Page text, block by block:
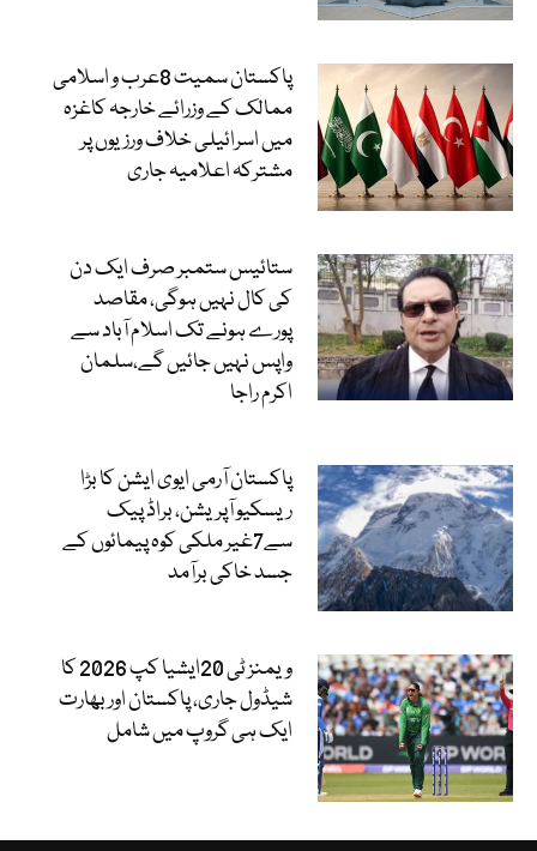
پاکستان سمیت 8عرب و اسلامی
ممالک کے وزرائے خارجہ کاغزہ
میں اسرائیلی خلاف ورزیوں پر
مشترکہ اعلامیہ جاری
ستائیس ستمبر صرف ایک دن
کی کال نہیں ہوگی، مقاصد
پورے ہونے تک اسلام آباد سے
واپس نہیں جائیں گے،سلمان
اکرم راجا
پاکستان آرمی ایوی ایشن کا بڑا
ریسکیو آپریشن، براڈ پیک
سے7غیر ملکی کوہ پیمائوں کے
جسد خاکی برآمد
ویمنز ٹی 20ایشیا کپ 2026 کا
شیڈول جاری، پاکستان اور بھارت
ایک ہی گروپ میں شامل